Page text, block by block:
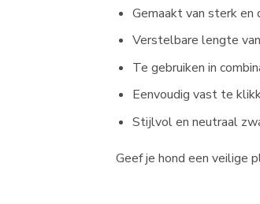
Gemaakt van sterk en
Verstelbare lengte
Te gebruiken in
Eenvoudig vast te
Stijlvol en neutraal
Geef je hond een veilige